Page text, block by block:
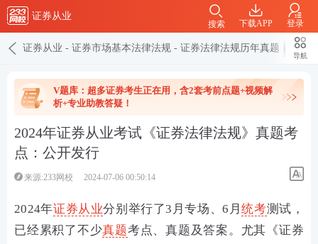
证券从业
下载APP 登录
搜索
证券从业 - 证券市场基本法律法规 - 证券法律法规历年真题
导航
V题库：超多证券考生正在用，含2套考前点题+视频解
析+专业助教答疑！
2024年证券从业考试《证券法律法规》真题考
点：公开发行
来源:233网校 2024-07-06 00:50:14
2024年证券从业分别举行了3月专场、6月统考测试，
已经累积了不少真题考点、真题及答案。尤其《证券